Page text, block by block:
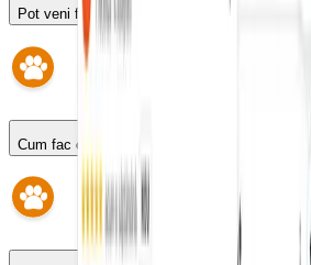
Pot veni fără programare?
Cum fac o programare?